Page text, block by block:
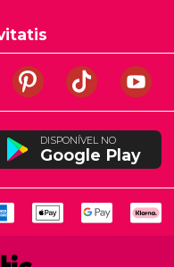
DISPONÍVEL NO
Google Play